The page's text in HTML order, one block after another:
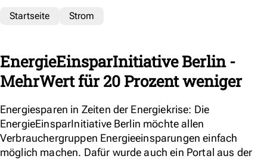
Startseite Strom
EnergieEinsparInitiative Berlin -
MehrWert für 20 Prozent weniger
Energiesparen in Zeiten der Energiekrise: Die
EnergieEinsparInitiative Berlin möchte allen
Verbrauchergruppen Energieeinsparungen einfach
möglich machen. Dafür wurde auch ein Portal aus der